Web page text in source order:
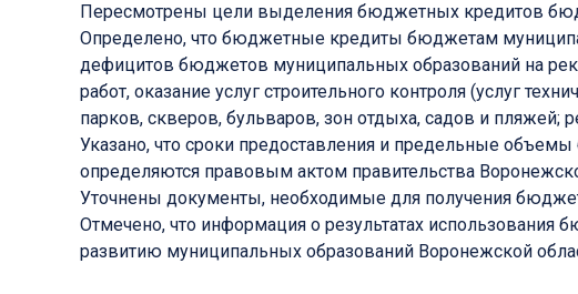
Пересмотрены цели выделения бюджетных кредитов
Определено, что бюджетные кредиты бюджетам
дефицитов бюджетов муниципальных образований на
работ, оказание услуг строительного контроля (услуг
парков, скверов, бульваров, зон отдыха, садов и
Указано, что сроки предоставления и предельные
определяются правовым актом правительства
Уточнены документы, необходимые для получения
Отмечено, что информация о результатах использования
развитию муниципальных образований Воронежской